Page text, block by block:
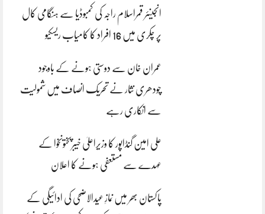
انجینئر قمراسلام راجہ کی کمبوڈیا سے ہنگامی کال
پر چکری میں 16 افراد کا کامیاب ریسکیو
عمران خان سے دوستی ہونے کے باوجود
چودھری نثار نے تحریک انصاف میں شمولیت
سے انکاری رہے
علی امین گنڈاپور کا وزیراعلیٰ خیبرپختونخوا کے
عہدے سے مستعفی ہونے کا اعلان
پاکستان بھر میں نمازِ عیدالاضحی کی ادائیگی کے